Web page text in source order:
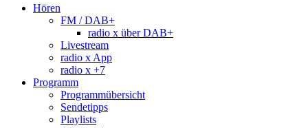
Hören
FM / DAB+
radio x über DAB+
Livestream
radio x App
radio x +7
Programm
Programmübersicht
Sendetipps
Playlists